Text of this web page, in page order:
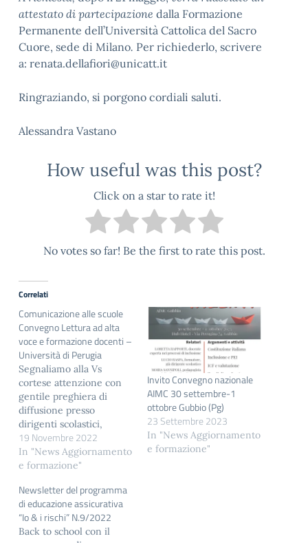
attestato di partecipazione dalla Formazione
Permanente dell’Università Cattolica del Sacro
Cuore, sede di Milano. Per richiederlo, scrivere
a: renata.dellafiori@unicatt.it
Ringraziando, si porgono cordiali saluti.
Alessandra Vastano
How useful was this post?
Click on a star to rate it!
No votes so far! Be the first to rate this post.
Correlati
Comunicazione alle scuole
Convegno Lettura ad alta
voce e formazione docenti –
Università di Perugia
Segnaliamo alla Vs
cortese attenzione con
gentile preghiera di
diffusione presso
dirigenti scolastici,
docenti, referenti dei
progetti lettura, studenti
e operatori del mondo
PRIMO CONVEGNO
SCIENTIFICO
INTERNAZIONALE
LETTURA AD ALTA
19 Novembre 2022
In "News Aggiornamento
e formazione"
Invito Convegno nazionale
AIMC 30 settembre-1
ottobre Gubbio (Pg)
23 Settembre 2023
In "News Aggiornamento
e formazione"
Newsletter del programma
di educazione assicurativa
“Io & i rischi” N.9/2022
Back to school con il